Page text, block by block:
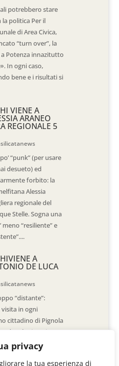
privacy
la tua esperienza di
potrebbero stare
la politica Per il
di Area Civica,
“turn over”, la
Potenza innazitutto
In ogni caso,
bene e i risultati si
VIENE A
ARANEO
REGIONALE 5
“punk” (per usare
desueto) ed
forbito: la
Alessia
regionale del
Stelle. Sogna una
meno “resiliente” e
A
DE LUCA
“distante”:
in ogni
cittadino di Pignola
la situazione
è venuto. La
-come sindaci-